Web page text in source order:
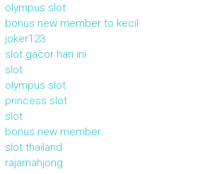
olympus slot
bonus new member to kecil
joker123
slot gacor hari ini
slot
olympus slot
princess slot
slot
bonus new member
slot thailand
rajamahjong